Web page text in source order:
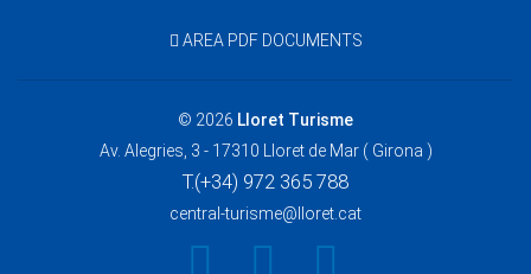
AREA PDF DOCUMENTS
© 2026 Lloret Turisme
Av. Alegries, 3 - 17310 Lloret de Mar ( Girona )
T.(+34) 972 365 788
central-turisme@lloret.cat